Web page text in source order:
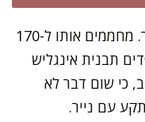
מקמים את הרשת במרכז התנור. מחממים אותו ל-170
תבנית אינגליש
כי שום דבר לא
עם נייר.